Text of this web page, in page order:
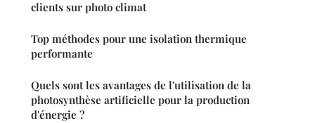
clients sur photo climat
Top méthodes pour une isolation thermique
performante
Quels sont les avantages de l'utilisation de la
photosynthèse artificielle pour la production
d'énergie ?